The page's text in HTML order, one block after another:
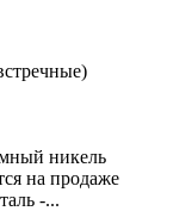
никель
на продаже
-...